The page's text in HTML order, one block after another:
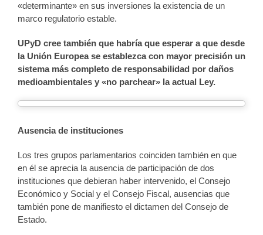
«determinante» en sus inversiones la existencia de un
marco regulatorio estable.
UPyD cree también que habría que esperar a que desde
la Unión Europea se establezca con mayor precisión un
sistema más completo de responsabilidad por daños
medioambientales y «no parchear» la actual Ley.
Ausencia de instituciones
Los tres grupos parlamentarios coinciden también en que
en él se aprecia la ausencia de participación de dos
instituciones que debieran haber intervenido, el Consejo
Económico y Social y el Consejo Fiscal, ausencias que
también pone de manifiesto el dictamen del Consejo de
Estado.